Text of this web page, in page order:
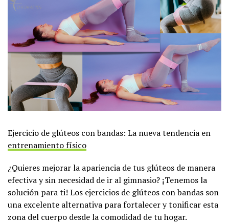
Ejercicio de glúteos con bandas: La nueva tendencia en
entrenamiento físico
¿Quieres mejorar la apariencia de tus glúteos de manera
efectiva y sin necesidad de ir al gimnasio? ¡Tenemos la
solución para ti! Los ejercicios de glúteos con bandas son
una excelente alternativa para fortalecer y tonificar esta
zona del cuerpo desde la comodidad de tu hogar.